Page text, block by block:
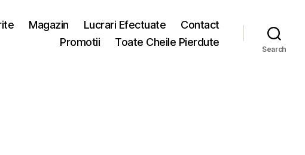
Magazin Lucrari Efectuate
Contact
Promotii
Toate Cheile Pierdute
Search